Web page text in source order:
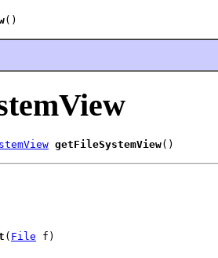
()
getFileSystemView()
( File f)